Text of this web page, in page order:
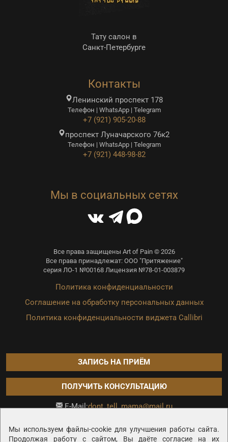
Мы используем файлы-cookie для улучшения работы сайта.
Продолжая работу с сайтом, Вы даёте согласие на их
Тату салон в
Санкт-Петербурге
Контакты
Ленинский проспект 178
Телефон | WhatsApp | Telegram
+7 (921) 905-20-88
проспект Луначарского 76к2
Телефон | WhatsApp | Telegram
+7 (921) 448-98-82
Мы в социальных сетях
Все права защищены Art of Pain © 2026
Все права принадлежат: ООО "Притяжение"
серия ЛО-1 №00168 Лицензия №78-01-003879
Политика конфиденциальности
Соглашение на обработку персональных данных
Политика конфиденциальности виджета Callibri
ЗАПИСЬ НА ПРИЁМ
ПОЛУЧИТЬ КОНСУЛЬТАЦИЮ
E-Mail:dont_tell_mama@mail.ru